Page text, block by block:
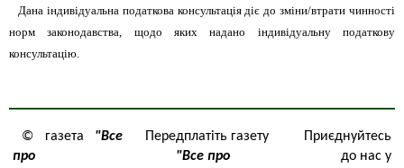
Дана індивідуальна податкова консультація діє до зміни/втрати чинності
норм законодавства, щодо яких надано індивідуальну податкову
консультацію.
© газета "Все
про
Передплатіть газету
"Все про
Приєднуйтесь
до нас у